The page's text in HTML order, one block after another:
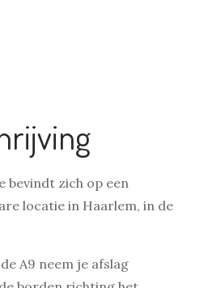
bevindt zich op een
locatie in Haarlem, in de
A9 neem je afslag